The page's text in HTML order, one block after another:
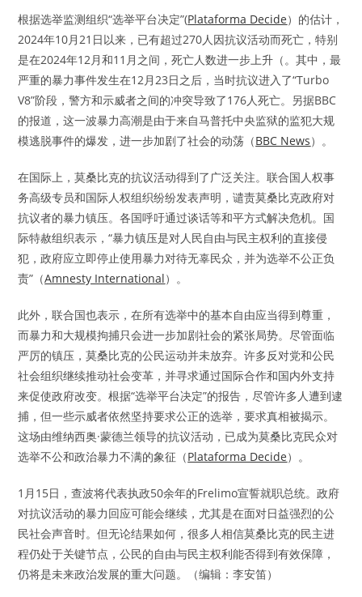
根据选举监测组织“选举平台决定”(Plataforma Decide）的估计，
2024年10月21日以来，已有超过270人因抗议活动而死亡，特别
是在2024年12月和11月之间，死亡人数进一步上升（。其中，最
严重的暴力事件发生在12月23日之后，当时抗议进入了“Turbo
V8”阶段，警方和示威者之间的冲突导致了176人死亡。另据BBC
的报道，这一波暴力高潮是由于来自马普托中央监狱的监犯大规
模逃脱事件的爆发，进一步加剧了社会的动荡（BBC News）。
在国际上，莫桑比克的抗议活动得到了广泛关注。联合国人权事
务高级专员和国际人权组织纷纷发表声明，谴责莫桑比克政府对
抗议者的暴力镇压。各国呼吁通过谈话等和平方式解决危机。国
际特赦组织表示，“暴力镇压是对人民自由与民主权利的直接侵
犯，政府应立即停止使用暴力对待无辜民众，并为选举不公正负
责”（Amnesty International）。
此外，联合国也表示，在所有选举中的基本自由应当得到尊重，
而暴力和大规模拘捕只会进一步加剧社会的紧张局势。尽管面临
严厉的镇压，莫桑比克的公民运动并未放弃。许多反对党和公民
社会组织继续推动社会变革，并寻求通过国际合作和国内外支持
来促使政府改变。根据“选举平台决定”的报告，尽管许多人遭到逮
捕，但一些示威者依然坚持要求公正的选举，要求真相被揭示。
这场由维纳西奥·蒙德兰领导的抗议活动，已成为莫桑比克民众对
选举不公和政治暴力不满的象征（Plataforma Decide）。
1月15日，查波将代表执政50余年的Frelimo宣誓就职总统。政府
对抗议活动的暴力回应可能会继续，尤其是在面对日益强烈的公
民社会声音时。但无论结果如何，很多人相信莫桑比克的民主进
程仍处于关键节点，公民的自由与民主权利能否得到有效保障，
仍将是未来政治发展的重大问题。（编辑：李安笛）